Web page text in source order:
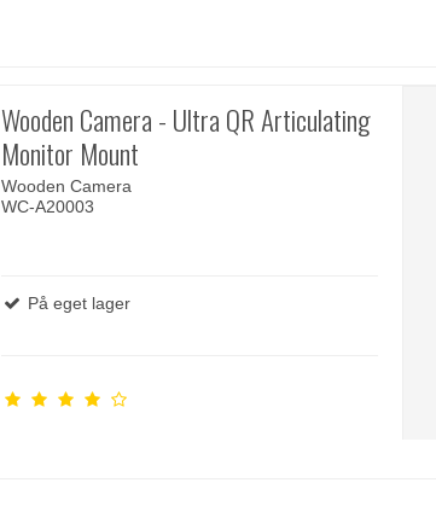
Wooden Camera - Ultra QR Articulating
Monitor Mount
Wooden Camera
WC-A20003
På eget lager